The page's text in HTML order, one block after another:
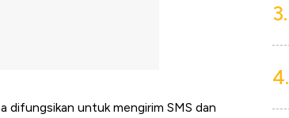
difungsikan untuk mengirim SMS dan
3.
4.